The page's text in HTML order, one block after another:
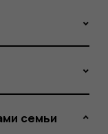
семьи